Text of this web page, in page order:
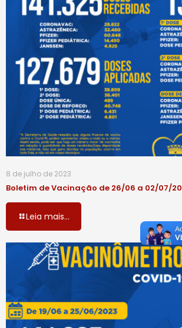
8 de julho de 2023
Boletim de Vacinação de 26/06 a 02/07/
Leia mais...